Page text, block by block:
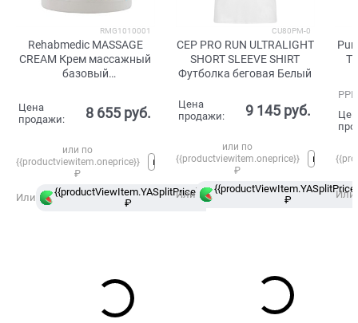
RMG1010001
Rehabmedic MASSAGE
CREAM Крем массажный
базовый
Цена
продажи:
8 655 руб.
или по
{{productviewitem.oneprice}}
₽
Или
{{productViewItem.YASplitPrice}}
₽
в
Сплит
CU80PM-0
CEP PRO RUN ULTRALIGHT
SHORT SLEEVE SHIRT
Футболка беговая Белый
Цена
продажи:
9 145 руб.
или по
{{productviewitem.oneprice}}
₽
Или
₽
Или